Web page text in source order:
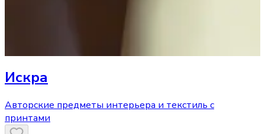
Искра
Авторские предметы интерьера и текстиль с
принтами